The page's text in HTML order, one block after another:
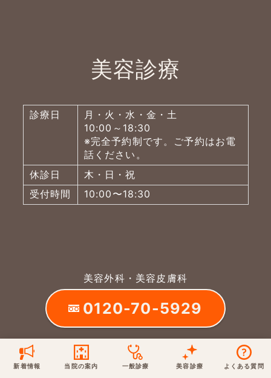
新着情報
当院からのお知らせ
最新医療トピックス
取材協力
桑満院長のtwitter 松下医師のインスタ
当院の案内
はじめての方へ
医師の紹介
当院のポリシー
個人情報保護方針 サイトマップ
一般診療
保険での診療
泌尿器科
形成外科
美容診療 よくある質問
一般診療 美容診療
予約について
木・日・祝は休診 日・祝はお休みです
地図アプリで経路を調べる
美容診療
診療日
月・火・水・金・土
10:00～18:30
※完全予約制です。ご予約はお電
話ください。
休診日
木・日・祝
受付時間
10:00〜18:30
美容外科・美容皮膚科
0120-70-5929
フリーダイヤルがご利用になれない場合は
03-5721-
7015